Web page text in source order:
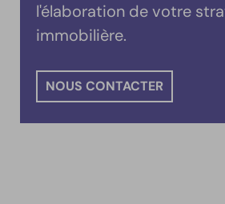
l'élaboration de votre
immobilière.
NOUS CONTACTER